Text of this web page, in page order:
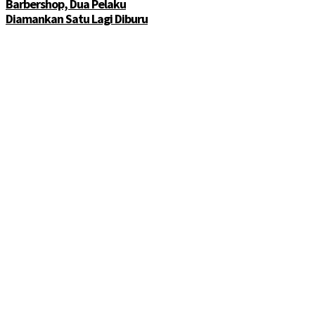
Barbershop, Dua Pelaku
Diamankan Satu Lagi Diburu